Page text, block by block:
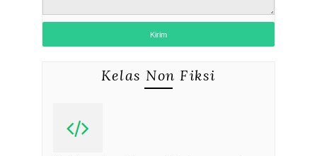
Kelas Non Fiksi